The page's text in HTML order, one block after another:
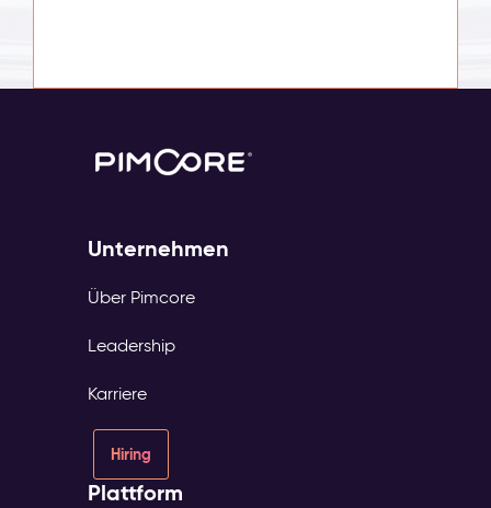
Unternehmen
Über Pimcore
Leadership
Karriere
Hiring
Plattform